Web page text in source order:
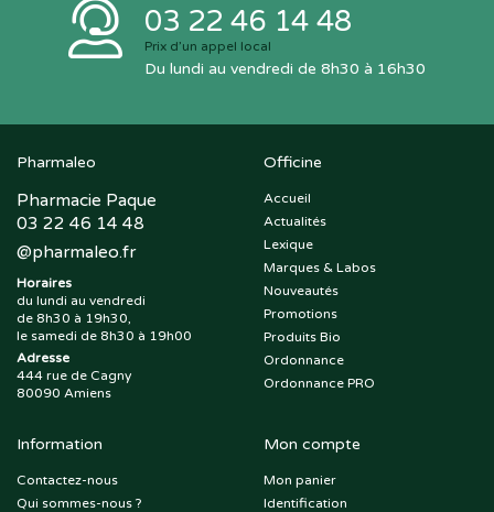
03 22 46 14 48
Prix d’un appel local
Du lundi au vendredi de 8h30 à 16h30
Pharmaleo
Pharmacie Paque
03 22 46 14 48
@pharmaleo.fr
Horaires
du lundi au vendredi
de 8h30 à 19h30,
le samedi de 8h30 à 19h00
Adresse
444 rue de Cagny
80090 Amiens
Officine
Accueil
Actualités
Lexique
Marques & Labos
Nouveautés
Promotions
Produits Bio
Ordonnance
Ordonnance PRO
Information
Contactez-nous
Qui sommes-nous ?
Mon compte
Mon panier
Identification